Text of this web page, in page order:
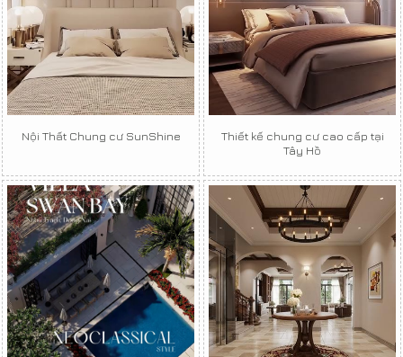
Nội Thất Chung cư SunShine
Thiết kế chung cư cao cấp tại
Tây Hồ